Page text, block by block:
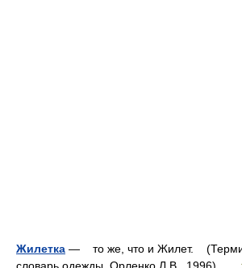
Жилетка — то же, что и Жилет.